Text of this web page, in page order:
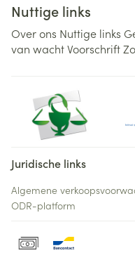
Nuttige links
Over ons Nuttige links
van wachtVoorschrift
Juridische links
Algemene
ODR-platform